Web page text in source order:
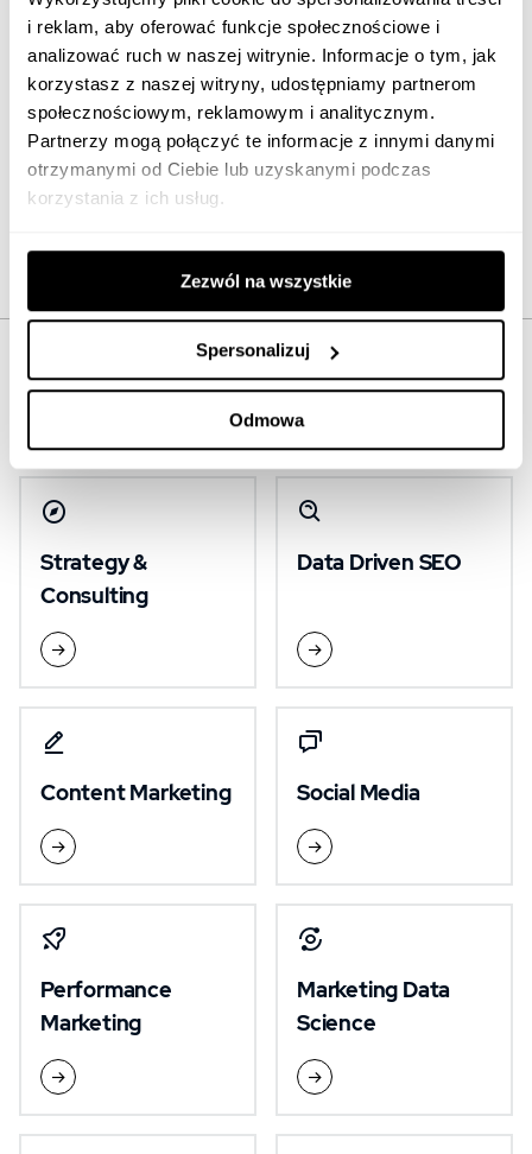
i reklam, aby oferować funkcje społecznościowe i
analizować ruch w naszej witrynie. Informacje o tym, jak
korzystasz z naszej witryny, udostępniamy partnerom
społecznościowym, reklamowym i analitycznym.
Partnerzy mogą połączyć te informacje z innymi danymi
otrzymanymi od Ciebie lub uzyskanymi podczas
korzystania z ich usług.
Zezwól na wszystkie
Spersonalizuj
Odmowa
We support our partners in
every area of digital marketing
Strategy &
Consulting
Data Driven SEO
Content Marketing Social Media
Performance
Marketing
Marketing Data
Science